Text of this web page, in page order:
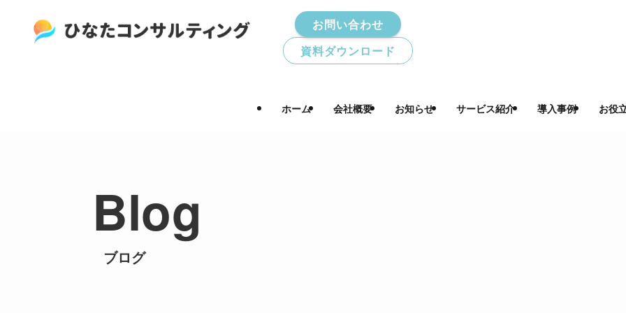
ホーム 会社概要 お知らせ サービス紹介 導入事例 お役
お問い合わせ
資料ダウンロード
Blog
ブログ